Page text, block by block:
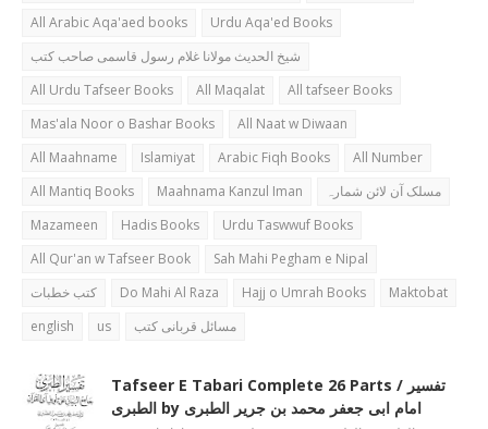
All Arabic Aqa'aed books
Urdu Aqa'ed Books
شیخ الحدیث مولانا غلام رسول قاسمی صاحب کتب
All Urdu Tafseer Books
All Maqalat
All tafseer Books
Mas'ala Noor o Bashar Books
All Naat w Diwaan
All Maahname
Islamiyat Arabic Fiqh Books
All Number
All Mantiq Books
Maahnama Kanzul Iman
مسلک آن لائن شمارہ
Mazameen
Hadis Books
Urdu Taswwuf Books
All Qur'an w Tafseer Book
Sah Mahi Pegham e Nipal
کتب خطبات
Do Mahi Al Raza Hajj o Umrah Books
Maktobat
english
us مسائل قربانی کتب
Tafseer E Tabari Complete 26 Parts / تفسیر
الطبری by امام ابی جعفر محمد بن جریر الطبری